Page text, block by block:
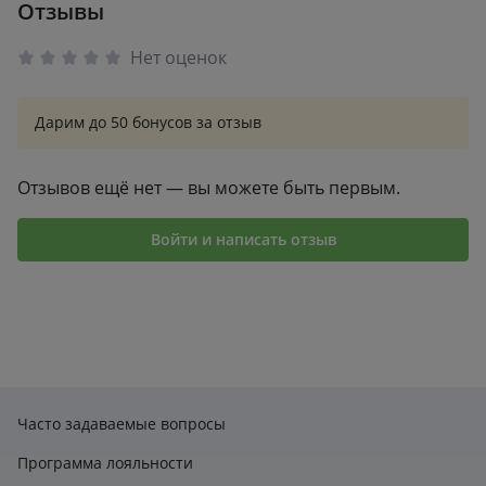
чувствовать себя в любой партии и стать опытным
игроком.
Отзывы
Нет оценок
Дарим до 50 бонусов за отзыв
Отзывов ещё нет — вы можете быть первым.
Войти и написать отзыв
Часто задаваемые вопросы
Программа лояльности